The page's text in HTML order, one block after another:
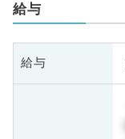
給与
給与